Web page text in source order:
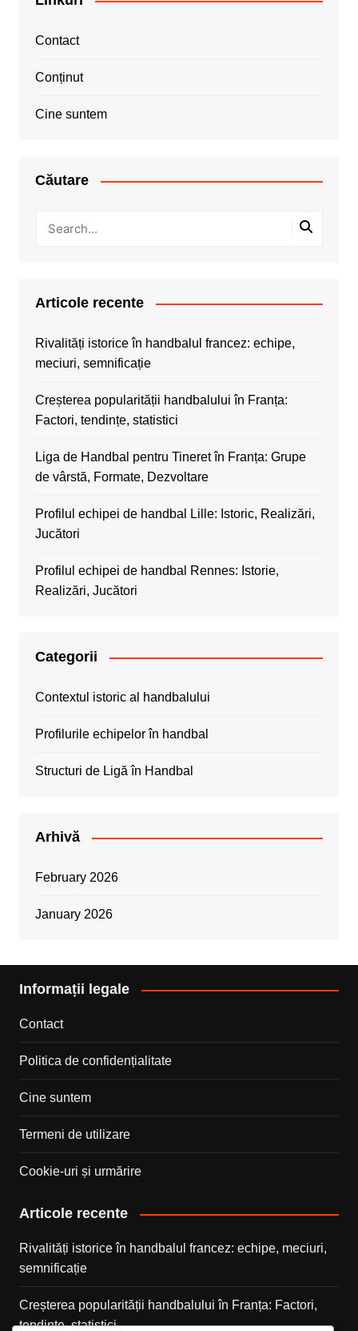
Contact
Conținut
Cine suntem
Căutare
Articole recente
Rivalități istorice în handbalul francez: echipe,
meciuri, semnificație
Creșterea popularității handbalului în Franța:
Factori, tendințe, statistici
Liga de Handbal pentru Tineret în Franța: Grupe
de vârstă, Formate, Dezvoltare
Profilul echipei de handbal Lille: Istoric, Realizări,
Jucători
Profilul echipei de handbal Rennes: Istorie,
Realizări, Jucători
Categorii
Contextul istoric al handbalului
Profilurile echipelor în handbal
Structuri de Ligă în Handbal
Arhivă
February 2026
January 2026
Informații legale
Contact
Politica de confidențialitate
Cine suntem
Termeni de utilizare
Cookie-uri și urmărire
Articole recente
Rivalități istorice în handbalul francez: echipe, meciuri,
semnificație
Creșterea popularității handbalului în Franța: Factori,
tendințe, statistici